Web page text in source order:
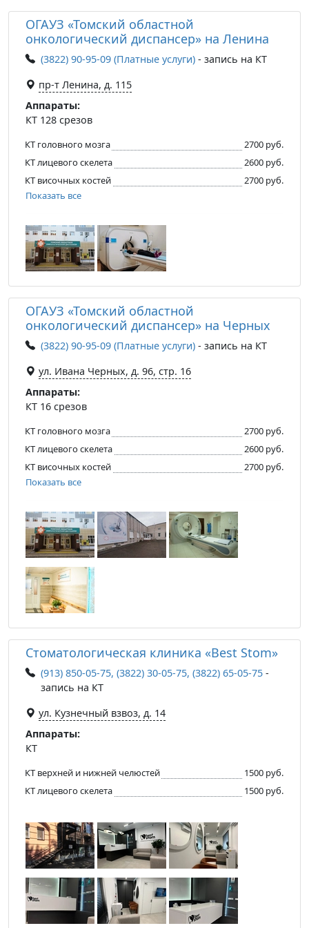
ОГАУЗ «Томский областной
онкологический диспансер» на Ленина
(3822) 90-95-09 (Платные услуги) - запись на КТ
пр-т Ленина, д. 115
Аппараты:
КТ 128 срезов
КТ головного мозга
2700 руб.
КТ лицевого скелета
2600 руб.
КТ височных костей
2700 руб.
Показать все
ОГАУЗ «Томский областной
онкологический диспансер» на Черных
(3822) 90-95-09 (Платные услуги) - запись на КТ
ул. Ивана Черных, д. 96, стр. 16
Аппараты:
КТ 16 срезов
КТ головного мозга
2700 руб.
КТ лицевого скелета
2600 руб.
КТ височных костей
2700 руб.
Показать все
Стоматологическая клиника «Best Stom»
(913) 850-05-75, (3822) 30-05-75, (3822) 65-05-75 -
запись на КТ
ул. Кузнечный взвоз, д. 14
Аппараты:
КТ
КТ верхней и нижней челюстей
1500 руб.
КТ лицевого скелета
1500 руб.